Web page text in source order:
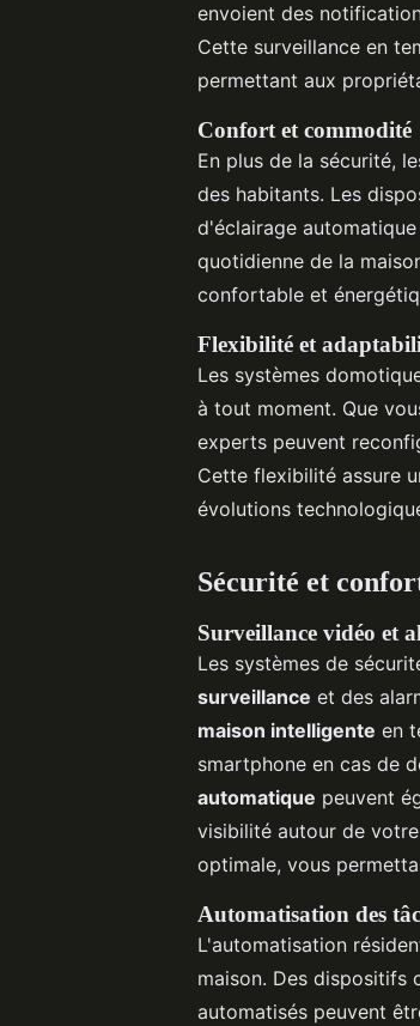
envoient des
Cette surveillance en
permettant aux
Confort et commodité
En plus de la sécurité,
des habitants. Les
d'éclairage
quotidienne de la
confortable et
Flexibilité et
Les systèmes
à tout moment. Que
experts peuvent
Cette flexibilité assure
évolutions
Sécurité et
Surveillance vidéo et
Les systèmes de
surveillance et des
maison intelligente en
smartphone en cas de
automatique peuvent
visibilité autour de
optimale, vous
Automatisation des
L'automatisation
maison. Des dispositifs
automatisés peuvent